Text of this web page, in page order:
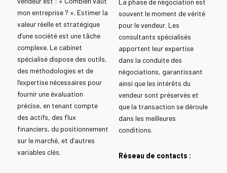
mon entreprise ? ». Estimer la
valeur réelle et stratégique
d’une société est une tâche
complexe. Le cabinet
spécialisé dispose des outils,
des méthodologies et de
l’expertise nécessaires pour
fournir une évaluation
précise, en tenant compte
des actifs, des flux
financiers, du positionnement
sur le marché, et d’autres
variables clés.
souvent le moment de vérité
pour le vendeur. Les
consultants spécialisés
apportent leur expertise
dans la conduite des
négociations, garantissant
ainsi que les intérêts du
vendeur sont préservés et
que la transaction se déroule
dans les meilleures
conditions.
Réseau de contacts :